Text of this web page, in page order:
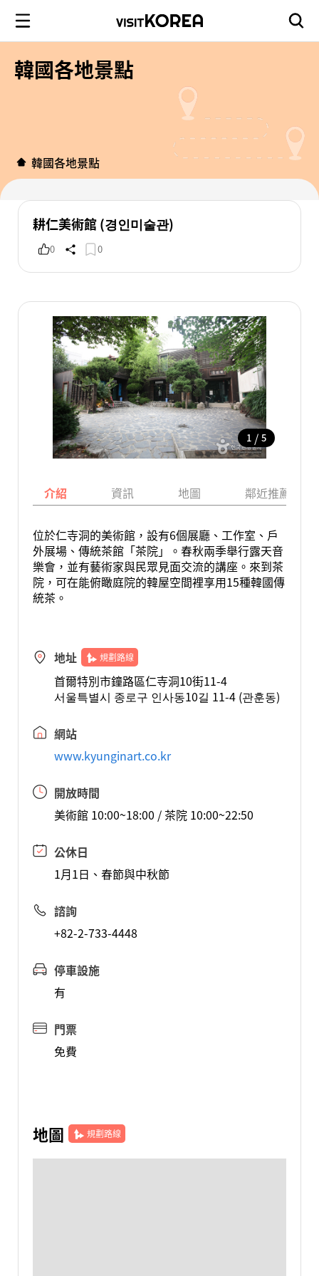
韓國各地景點
韓國各地景點
耕仁美術館 (경인미술관)
0 0
1 / 5
介紹 資訊 地圖 鄰近推薦景點
位於仁寺洞的美術館，設有6個展廳、工作室、戶
外展場、傳統茶館「茶院」。春秋兩季舉行露天音
樂會，並有藝術家與民眾見面交流的講座。來到茶
院，可在能俯瞰庭院的韓屋空間裡享用15種韓國傳
統茶。
地址 規劃路線
首爾特別市鐘路區仁寺洞10街11-4
서울특별시 종로구 인사동10길 11-4 (관훈동)
網站
www.kyunginart.co.kr
開放時間
美術館 10:00~18:00 / 茶院 10:00~22:50
公休日
1月1日、春節與中秋節
諮詢
+82-2-733-4448
停車設施
有
門票
免費
地圖 規劃路線